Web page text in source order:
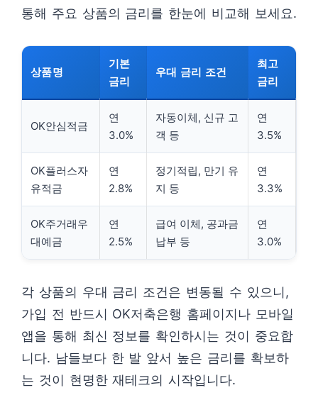
통해 주요 상품의 금리를 한눈에 비교해 보세요.
상품명
기본
금리
우대 금리 조건
최고
금리
OK안심적금
연
3.0%
자동이체, 신규 고
객 등
연
3.5%
OK플러스자
유적금
연
2.8%
정기적립, 만기 유
지 등
연
3.3%
OK주거래우
대예금
연
2.5%
급여 이체, 공과금
납부 등
연
3.0%
각 상품의 우대 금리 조건은 변동될 수 있으니,
가입 전 반드시 OK저축은행 홈페이지나 모바일
앱을 통해 최신 정보를 확인하시는 것이 중요합
니다. 남들보다 한 발 앞서 높은 금리를 확보하
는 것이 현명한 재테크의 시작입니다.